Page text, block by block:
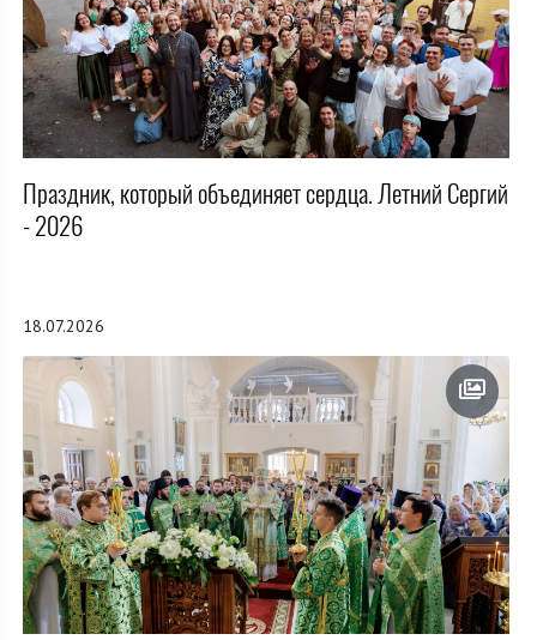
Праздник, который объединяет сердца. Летний Сергий
- 2026
18.07.2026